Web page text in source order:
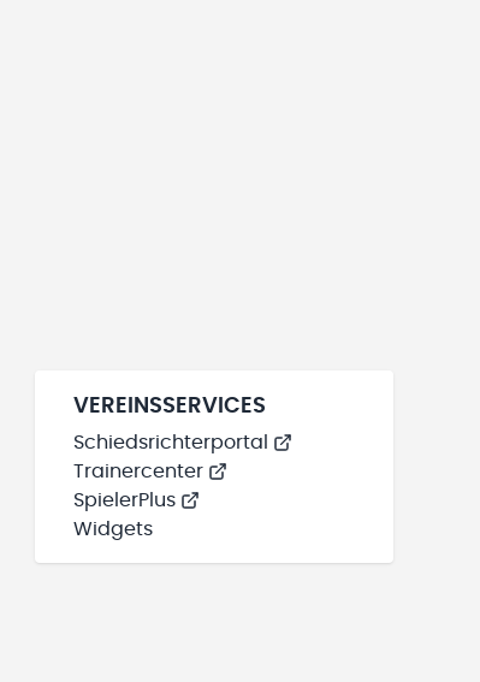
VEREINSSERVICES
Schiedsrichterportal
Trainercenter
SpielerPlus
Widgets